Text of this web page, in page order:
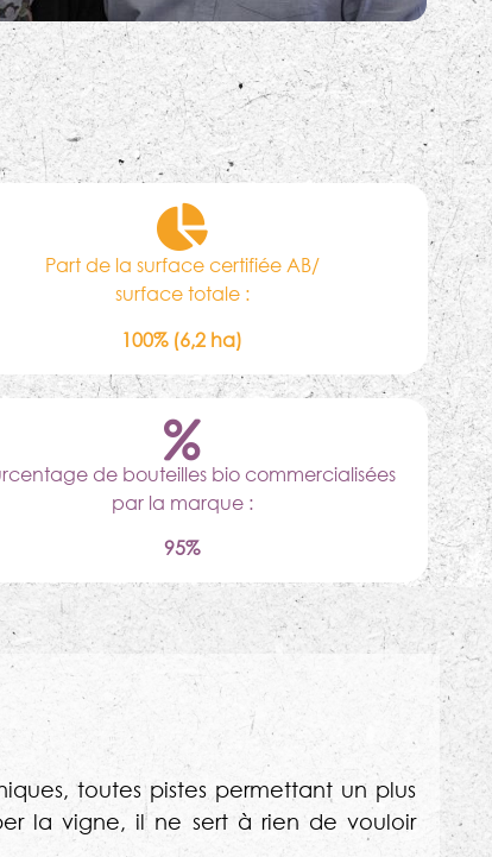
Part de la surface certifiée AB/
surface totale :
100% (6,2 ha)
de bouteilles bio commercialisées
par la marque :
95%
toutes pistes permettant un plus
la vigne, il ne sert à rien de vouloir